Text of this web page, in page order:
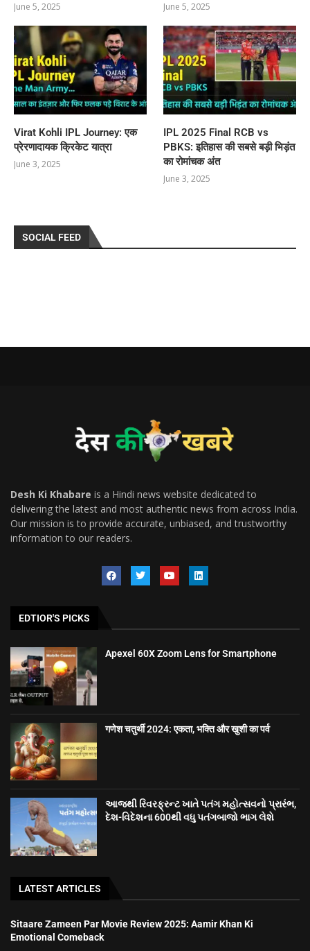
June 5, 2025 June 5, 2025
Virat Kohli IPL Journey: एक
प्रेरणादायक क्रिकेट यात्रा
June 3, 2025
IPL 2025 Final RCB vs
PBKS: इतिहास की सबसे बड़ी भिड़ंत
का रोमांचक अंत
June 3, 2025
SOCIAL FEED
Desh Ki Khabare is a Hindi news website dedicated to
delivering the latest and most authentic news from across India.
Our mission is to provide accurate, unbiased, and trustworthy
information to our readers.
EDTIOR'S PICKS
Apexel 60X Zoom Lens for Smartphone
गणेश चतुर्थी 2024: एकता, भक्ति और खुशी का पर्व
આજથી રિવરફ્રન્ટ ખાતે પતંગ મહોત્સવનો પ્રારંભ,
દેશ-વિદેશના 600થી વધુ પતંગબાજો ભાગ લેશે
LATEST ARTICLES
Sitaare Zameen Par Movie Review 2025: Aamir Khan Ki
Emotional Comeback